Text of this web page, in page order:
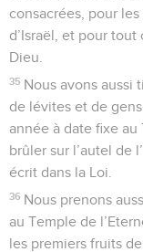
consacrées, pour
d’Israël, et pour
Dieu.
35 Nous avons aussi
de lévites et de
année à date fixe
brûler sur l’autel de
écrit dans la Loi.
36 Nous prenons
au Temple de
les premiers fruits